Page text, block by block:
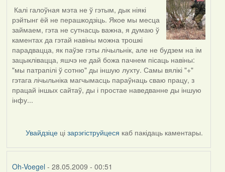
In
reply
to
by
Oh-
Voegel
Калі галоўная мэта не ў гэтым, дык ніякі
рэйтынг ёй не перашкодзіць. Якое мы месца
займаем, гэта не сутнасць важна, я думаю ў
каментах да гэтай навіны можна трошкі
парадвацца, як паўзе гэты лічыльнік, але не будзем на ім
зацыклівацца, яшчэ не дай божа пачнем пісаць навіны:
"мы патрапілі ў сотню" ды іншую лухту. Самы вялікі "+"
гэтага лічыльніка магчымасць параўнаць сваю працу, з
працай іншых сайтаў, ды і простае наведванне ды іншую
інфу...
Увайдзіце цізарэгіструйцеся каб пакідаць каментары.
Oh-Voegel - 28.05.2009 - 00:51